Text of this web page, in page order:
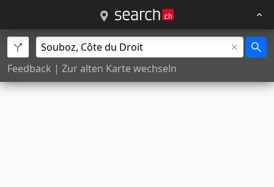
Feedback | Zur alten Karte wechseln